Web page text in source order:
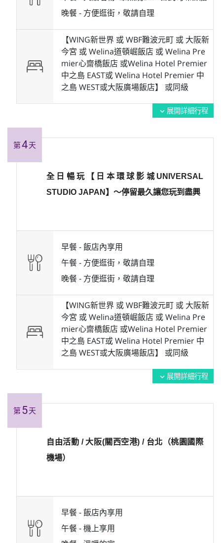
晚餐 - 方便逛街，敬請自理
【WING新世界 或 WBF難波元町 或 大阪新
今宮 或 Welina道頓崛飯店 或 Welina Pre
mier心齋橋飯店 或Welina Hotel Premier
中之島 EAST或 Welina Hotel Premier 中
之島 WEST或大阪廣場飯店】 或同級
expand_more 展開詳細行程
第4天
全日暢玩【日本環球影城UNIVERSAL
STUDIO JAPAN】～停留最久讓您玩到盡興
早餐 -飯店內享用
午餐 - 方便逛街，敬請自理
晚餐 - 方便逛街，敬請自理
【WING新世界 或 WBF難波元町 或 大阪新
今宮 或 Welina道頓崛飯店 或 Welina Pre
mier心齋橋飯店 或Welina Hotel Premier
中之島 EAST或 Welina Hotel Premier 中
之島 WEST或大阪廣場飯店】 或同級
expand_more 展開詳細行程
第5天
自由活動 / 大阪(關西空港) / 台北（桃園國際
機場）
早餐 -飯店內享用
午餐 -機上享用